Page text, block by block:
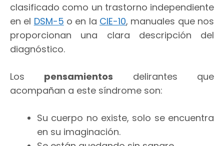
clasificado como un trastorno independiente
en el DSM-5 o en la CIE-10, manuales que nos
proporcionan una clara descripción del
diagnóstico.
Los pensamientos delirantes que
acompañan a este síndrome son:
Su cuerpo no existe, solo se encuentra
en su imaginación.